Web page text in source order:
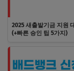
2025 새출발기금 지원
(+빠른 승인 팁 5가지)